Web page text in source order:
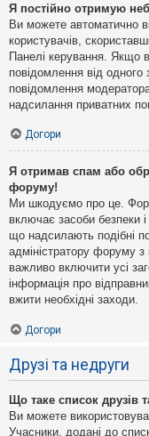
Я постійно отримую
Ви можете автоматично
користувачів,
Панелі керування. Якщо
повідомлення від одного
повідомлення
надсилання приватних
Догори
Я отримав спам або
форуму!
Ми шкодуємо про це.
включає засоби безпеки
що надсилають подібні
адміністратору форуму
важливо включити усі
інформація про
вжити необхідні заходи.
Догори
Друзі та недруги
Що таке список друзів
Ви можете
Учасники, додані до